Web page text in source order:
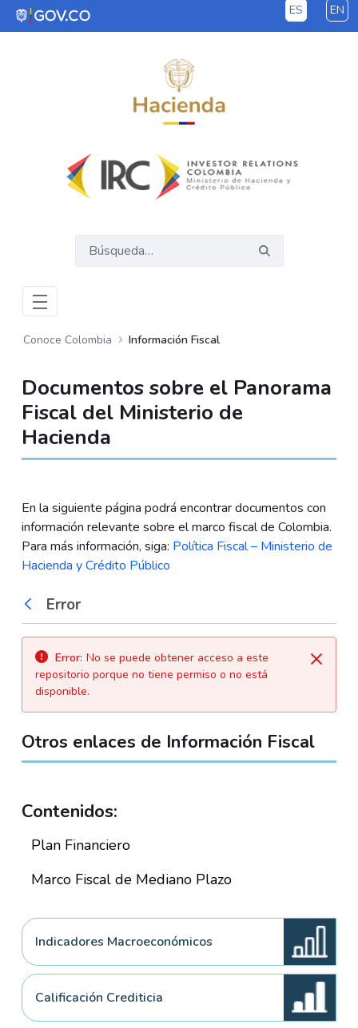
Saltar al contenido principal ES EN
Conoce Colombia Información Fiscal
Documentos sobre el Panorama
Fiscal del Ministerio de
Hacienda
En la siguiente página podrá encontrar documentos con
información relevante sobre el marco fiscal de Colombia.
Para más información, siga: Política Fiscal – Ministerio de
Hacienda y Crédito Público
Atrás
Error
Cerrar
Error: No se puede obtener acceso a este
repositorio porque no tiene permiso o no está
disponible.
Otros enlaces de Información Fiscal
Contenidos:
Plan Financiero
Marco Fiscal de Mediano Plazo
Indicadores Macroeconómicos
Calificación Crediticia